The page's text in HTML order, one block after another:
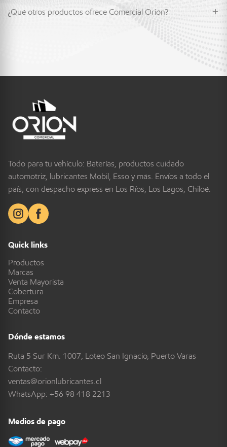
¿Qué otros productos ofrece Comercial Orión?
Todo para tu vehículo: Baterías, productos cuidado
automotriz, lubricantes Mobil, Esso y más. Envíos a todo el
país, con despacho express en Los Ríos, Los Lagos, Chiloé.
Quick links
Productos
Marcas
Venta Mayorista
Cobertura
Empresa
Contacto
Dónde estamos
Ruta 5 Sur Km. 1007, Loteo San Ignacio, Puerto Varas
Contacto:
ventas@orionlubricantes.cl
WhatsApp: +56 98 418 2213
Medios de pago